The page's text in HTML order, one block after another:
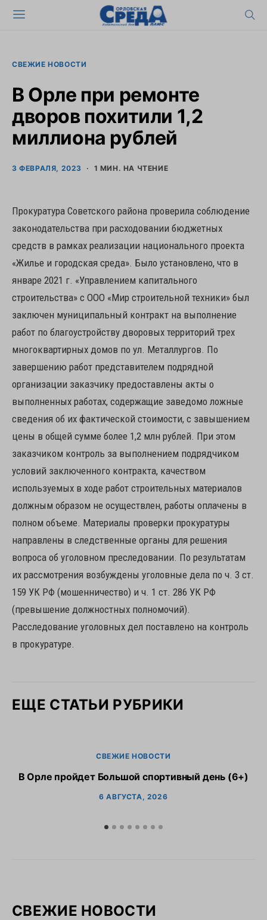
СВЕЖИЕ НОВОСТИ
В Орле при ремонте
дворов похитили 1,2
миллиона рублей
3 ФЕВРАЛЯ, 2023 1 МИН. НА ЧТЕНИЕ
Прокуратура Советского района проверила соблюдение
законодательства при расходовании бюджетных
средств в рамках реализации национального проекта
«Жилье и городская среда». Было установлено, что в
январе 2021 г. «Управлением капитального
строительства» с ООО «Мир строительной техники» был
заключен муниципальный контракт на выполнение
работ по благоустройству дворовых территорий трех
многоквартирных домов по ул. Металлургов. По
завершению работ представителем подрядной
организации заказчику предоставлены акты о
выполненных работах, содержащие заведомо ложные
сведения об их фактической стоимости, с завышением
цены в общей сумме более 1,2 млн рублей. При этом
заказчиком контроль за выполнением подрядчиком
условий заключенного контракта, качеством
используемых в ходе работ строительных материалов
должным образом не осуществлен, работы оплачены в
полном объеме. Материалы проверки прокуратуры
направлены в следственные органы для решения
вопроса об уголовном преследовании. По результатам
их рассмотрения возбуждены уголовные дела по ч. 3 ст.
159 УК РФ (мошенничество) и ч. 1 ст. 286 УК РФ
(превышение должностных полномочий).
Расследование уголовных дел поставлено на контроль
в прокуратуре.
ЕЩЕ СТАТЬИ РУБРИКИ
СВЕЖИЕ НОВОСТИ
В Орле пройдет Большой спортивный день (6+)
6 АВГУСТА, 2026
СВЕЖИЕ НОВОСТИ